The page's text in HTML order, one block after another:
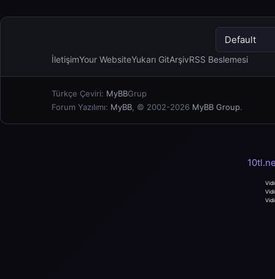
İletişimYour WebsiteYukarı GitArşivRSS Beslemesi
Türkçe Çeviri: MyBBGrup
Forum Yazılımı: MyBB , © 2002-2026 MyBB Group.